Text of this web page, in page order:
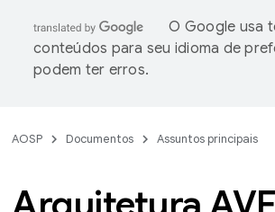
O Google usa
conteúdos para seu idioma de
podem ter erros.
AOSP Documentos Assuntos principais